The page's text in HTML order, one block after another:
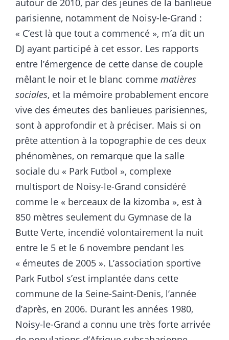
autour de 2010, par des jeunes de la banlieue
parisienne, notamment de Noisy-le-Grand :
« C’est là que tout a commencé », m’a dit un
DJ ayant participé à cet essor. Les rapports
entre l’émergence de cette danse de couple
mêlant le noir et le blanc comme matières
sociales, et la mémoire probablement encore
vive des émeutes des banlieues parisiennes,
sont à approfondir et à préciser. Mais si on
prête attention à la topographie de ces deux
phénomènes, on remarque que la salle
sociale du « Park Futbol », complexe
multisport de Noisy-le-Grand considéré
comme le « berceaux de la kizomba », est à
850 mètres seulement du Gymnase de la
Butte Verte, incendié volontairement la nuit
entre le 5 et le 6 novembre pendant les
« émeutes de 2005 ». L’association sportive
Park Futbol s’est implantée dans cette
commune de la Seine-Saint-Denis, l’année
d’après, en 2006. Durant les années 1980,
Noisy-le-Grand a connu une très forte arrivée